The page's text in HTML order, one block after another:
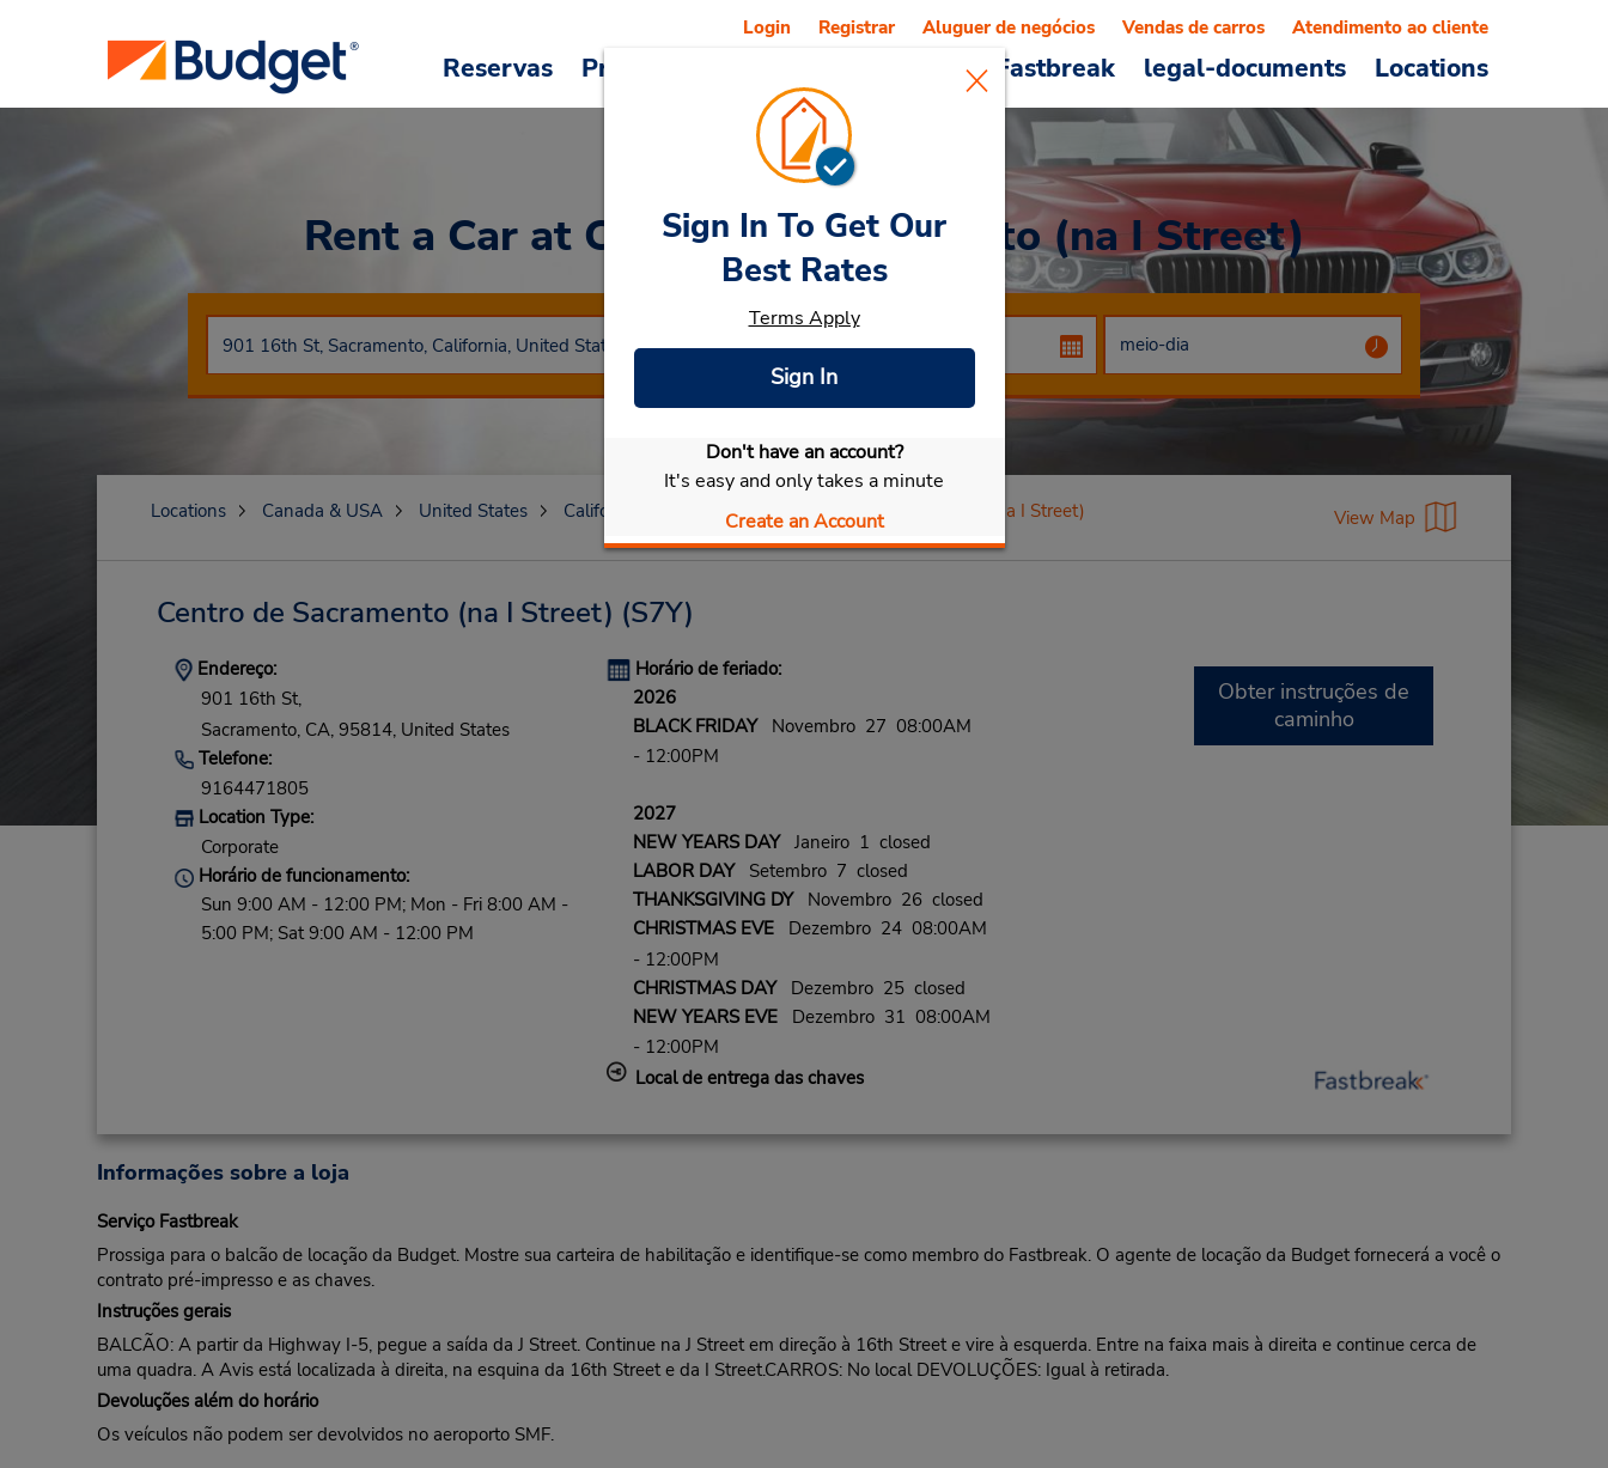
Reservas Promoções Veículos e serviços Fastbreak legal-documents Locations
Login Registrar Aluguer de negócios Vendas de carros Atendimento ao cliente
Rent a Car at Centro de Sacramento (na I Street)
Selecionar meu carro
Sign In To Get Our
Best Rates
Terms Apply
Sign In
Don't have an account?
It's easy and only takes a minute
Create an Account
Locations Canada & USA United States California Sacramento Centro de Sacramento (na I Street) View Map
Centro de Sacramento (na I Street) (S7Y)
Endereço:
901 16th St,
Sacramento, CA, 95814, United States
Telefone:
9164471805
Location Type:
Corporate
Horário de funcionamento:
Sun 9:00 AM - 12:00 PM; Mon - Fri 8:00 AM -
5:00 PM; Sat 9:00 AM - 12:00 PM
Horário de feriado:
2026
BLACK FRIDAYNovembro 27 08:00AM
- 12:00PM
2027
NEW YEARS DAYJaneiro 1 closed
LABOR DAYSetembro 7 closed
THANKSGIVING DYNovembro 26 closed
CHRISTMAS EVEDezembro 24 08:00AM
- 12:00PM
CHRISTMAS DAYDezembro 25 closed
NEW YEARS EVEDezembro 31 08:00AM
- 12:00PM
Local de entrega das chaves
Obter instruções de
caminho
Informações sobre a loja
Serviço Fastbreak
Prossiga para o balcão de locação da Budget. Mostre sua carteira de habilitação e identifique-se como membro do Fastbreak. O agente de locação da Budget fornecerá a você o
contrato pré-impresso e as chaves.
Instruções gerais
BALCÃO: A partir da Highway I-5, pegue a saída da J Street. Continue na J Street em direção à 16th Street e vire à esquerda. Entre na faixa mais à direita e continue cerca de
uma quadra. A Avis está localizada à direita, na esquina da 16th Street e da I Street.CARROS: No local DEVOLUÇÕES: Igual à retirada.
Devoluções além do horário
Os veículos não podem ser devolvidos no aeroporto SMF.